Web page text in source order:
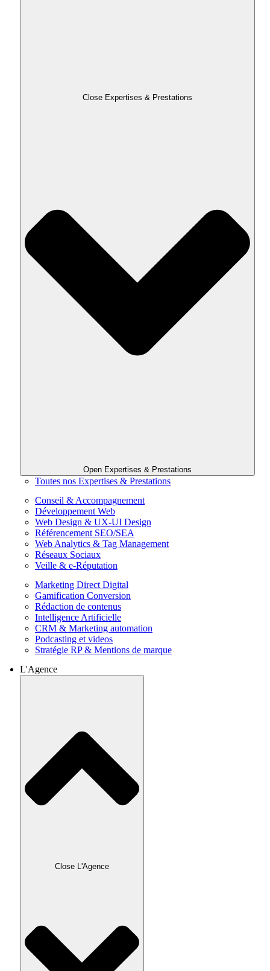
Close Expertises & Prestations
Open Expertises & Prestations
Toutes nos Expertises & Prestations
Conseil & Accompagnement
Développement Web
Web Design & UX-UI Design
Référencement SEO/SEA
Web Analytics & Tag Management
Réseaux Sociaux
Veille & e-Réputation
Marketing Direct Digital
Gamification Conversion
Rédaction de contenus
Intelligence Artificielle
CRM & Marketing automation
Podcasting et videos
Stratégie RP & Mentions de marque
L'Agence
Close L'Agence